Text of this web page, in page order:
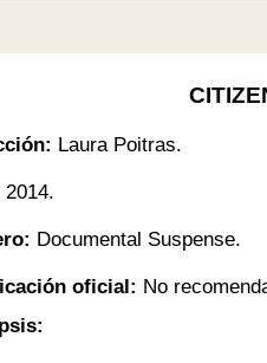
Laura Poitras.
2014.
Documental Suspense.
oficial: No